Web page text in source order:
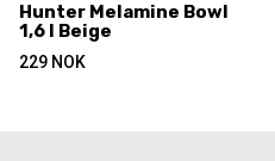
Hunter Melamine Bowl
1,6 l Beige
229 NOK